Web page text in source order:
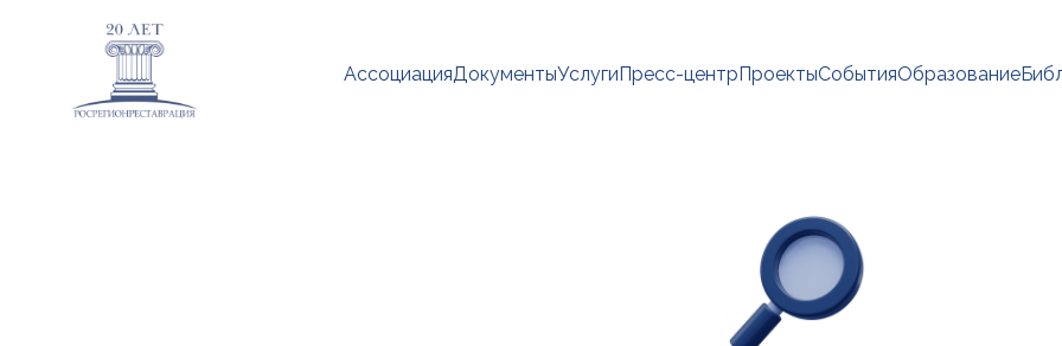
АссоциацияДокументыУслугиПресс-центрПроектыСобытияОбразование